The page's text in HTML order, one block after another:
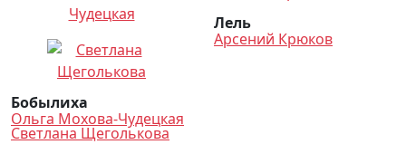
Бобылиха
Ольга Мохова-Чудецкая
Светлана Щеголькова
Лель
Арсений Крюков